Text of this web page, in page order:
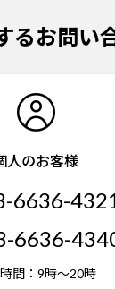
るお問い
人のお客様
6636-4321
6636-
間： 9時～20時